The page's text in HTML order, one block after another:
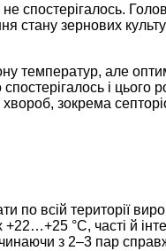
спостерігалось.
стану зернових
температур, але
і
зокрема
по всій території
°С, часті й
з 2–3 пар